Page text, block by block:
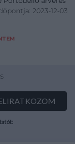
19.század.
2023-12-03